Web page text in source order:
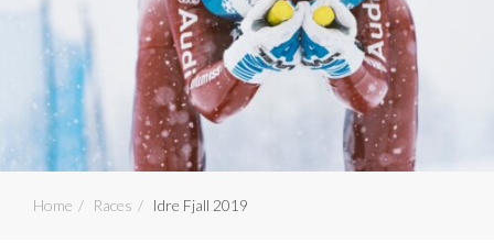
Home Races Idre Fjall 2019